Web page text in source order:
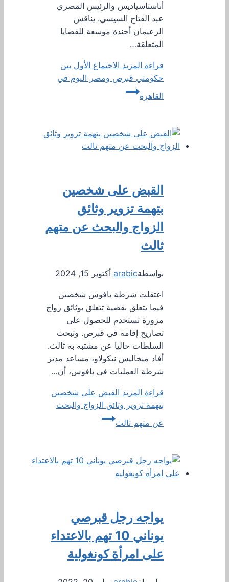
أناستاسياديس والرئيس المصري
عبد الفتاح السيسي. يناقش
الزعيمان أجندة موسعة للقضايا
المتعلقة…
قراءة المزيد الاجتماع الأول بين
حكومتي قبرص ومصر اليوم في
القاهرة
القبض على شخصين
بتهمة تزوير وثائق
الزواج والبحث عن متهم
ثالث
بواسطةarabic أكتوبر 15, 2024
اعتقلت شرطة بافوس شخصين
فيما يتعلق بقضية تتعلق بوثائق زواج
مزورة تستخدم للحصول على
تصاريح إقامة في قبرص. وتبحث
السلطات حاليا عن مشتبه به ثالث.
أفاد ميخاليس نيكولاو، مساعد مدير
شرطة العمليات في بافوس، أن…
قراءة المزيد القبض على شخصين
بتهمة تزوير وثائق الزواج والبحث
عن متهم ثالث
يواجه رجل قبرصي
يوناني 10 تهم بالاعتداء
على امرأة كونغولية